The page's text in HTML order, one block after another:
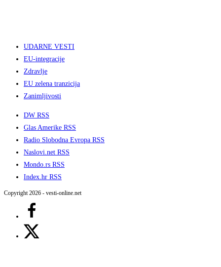
UDARNE VESTI
EU-integracije
Zdravlje
EU zelena tranzicija
Zanimljivosti
DW RSS
Glas Amerike RSS
Radio Slobodna Evropa RSS
Naslovi.net RSS
Mondo.rs RSS
Index.hr RSS
Copyright 2026 - vesti-online.net